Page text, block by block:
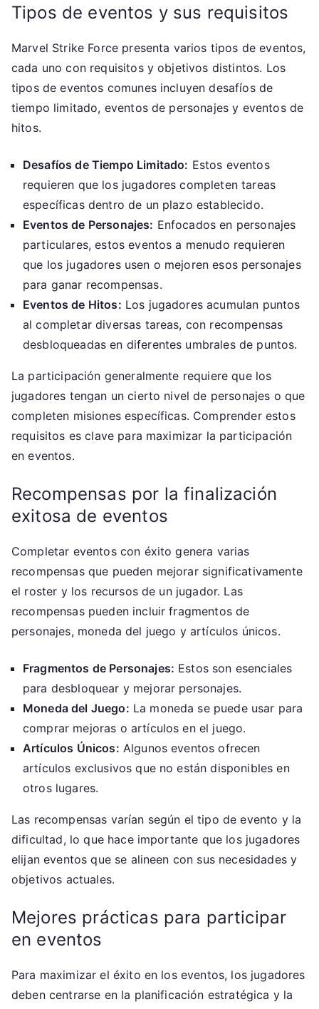
Tipos de eventos y sus requisitos
Marvel Strike Force presenta varios tipos de eventos,
cada uno con requisitos y objetivos distintos. Los
tipos de eventos comunes incluyen desafíos de
tiempo limitado, eventos de personajes y eventos de
hitos.
Desafíos de Tiempo Limitado: Estos eventos
requieren que los jugadores completen tareas
específicas dentro de un plazo establecido.
Eventos de Personajes: Enfocados en personajes
particulares, estos eventos a menudo requieren
que los jugadores usen o mejoren esos personajes
para ganar recompensas.
Eventos de Hitos: Los jugadores acumulan puntos
al completar diversas tareas, con recompensas
desbloqueadas en diferentes umbrales de puntos.
La participación generalmente requiere que los
jugadores tengan un cierto nivel de personajes o que
completen misiones específicas. Comprender estos
requisitos es clave para maximizar la participación
en eventos.
Recompensas por la finalización
exitosa de eventos
Completar eventos con éxito genera varias
recompensas que pueden mejorar significativamente
el roster y los recursos de un jugador. Las
recompensas pueden incluir fragmentos de
personajes, moneda del juego y artículos únicos.
Fragmentos de Personajes: Estos son esenciales
para desbloquear y mejorar personajes.
Moneda del Juego: La moneda se puede usar para
comprar mejoras o artículos en el juego.
Artículos Únicos: Algunos eventos ofrecen
artículos exclusivos que no están disponibles en
otros lugares.
Las recompensas varían según el tipo de evento y la
dificultad, lo que hace importante que los jugadores
elijan eventos que se alineen con sus necesidades y
objetivos actuales.
Mejores prácticas para participar
en eventos
Para maximizar el éxito en los eventos, los jugadores
deben centrarse en la planificación estratégica y la